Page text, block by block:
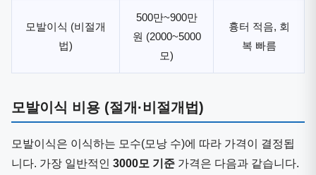
모발이식 (비절개
법)
500만~900만
원 (2000~5000
모)
흉터 적음, 회
복 빠름
모발이식 비용 (절개·비절개법)
모발이식은 이식하는 모수(모낭 수)에 따라 가격이 결정됩
니다. 가장 일반적인 3000모 기준 가격은 다음과 같습니다.